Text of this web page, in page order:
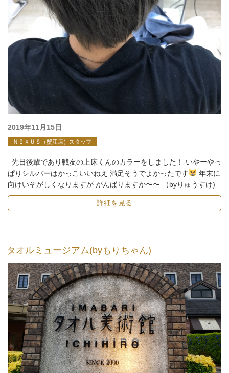
投
稿
2019年11月15日
ＮＥＸＵＳ（蟹江店）スタッフ
先日後輩であり戦友の上床くんのカラーをしました！ いやーやっ
ぱりシルバーはかっこいいねえ 満足そうでよかったです
年末に
向けいそがしくなりますが がんばりますか〜〜 （byりゅうすけ)
詳細を見る
タオルミュージアム(byもりちゃん)